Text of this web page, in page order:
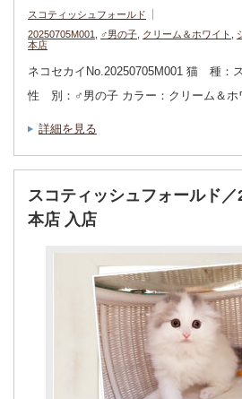
スコティッシュフォールド
20250705M001
♂男の子 クリーム＆ホワイト
本店
ネコセカイNo.20250705M001 猫 種：
性 別：♂男の子 カラー：クリーム＆
詳細を見る
スコティッシュフォールド
本店 入店